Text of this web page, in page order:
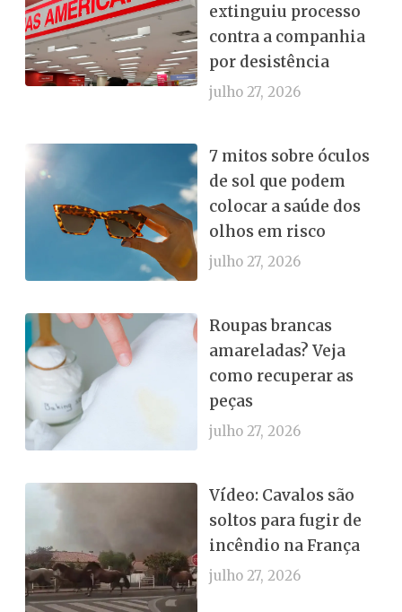
extinguiu processo
contra a companhia
por desistência
julho 27, 2026
7 mitos sobre óculos
de sol que podem
colocar a saúde dos
olhos em risco
julho 27, 2026
Roupas brancas
amareladas? Veja
como recuperar as
peças
julho 27, 2026
Vídeo: Cavalos são
soltos para fugir de
incêndio na França
julho 27, 2026